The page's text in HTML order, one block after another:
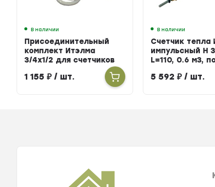
В наличии
Присоединительный
комплект Итэлма
3/4х1/2 для счетчиков
1 155₽ / шт.
В наличии
Счетчик тепла
импульсный Н
L=110, 0.6 м3,
5 592₽ / шт.